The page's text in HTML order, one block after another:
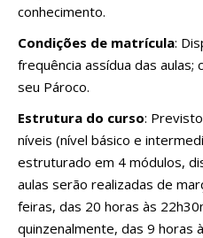
conhecimento.
Condições de matrícula:
frequência assídua das
seu Pároco.
Estrutura do curso:
níveis (nível básico e
estruturado em 4 módulos,
aulas serão realizadas de
feiras, das 20 horas às
quinzenalmente, das 9 horas